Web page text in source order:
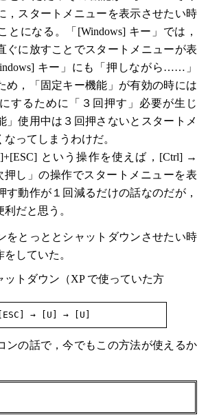
，スタートメニューを表示させたい時
とになる。「[Windows] キー」では，
ぐに放すことでスタートメニューが表
キー」にも「押しながら……」
め，「固定キー機能」が有効の時には
するために「３回押す」必要が生じ
」使用中は３回押さないとスタートメ
ってしまうわけだ。
という操作を使えば，[Ctrl] →
押し」の操作でスタートメニューを表
す動作が１回減るだけの話なのだが，
だと思う。
とっととシャットダウンさせたい時
していた。
トダウン（XP で使っていた方
の話で，今でもこの方法が使えるか